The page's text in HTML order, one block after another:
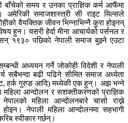
बाँचेको समय र उनका प्राज्ञिक कर्म आफैंमा
समाजशास्त्री सी राइट मिल्सले
वैयक्तिक जीवन भिन्नाभिन्नै कुरा होइनन्
हुन। यसरी हेर्दा मीना आचार्यको पर्सनल र
१९३० पछिको नेपाली समाज बुझ्ने एउटा
अध्ययन गर्ने जोकोही विदेशी र नेपाली
सबैभन्दा बढी पढिने सीमित समाज अध्येता
हर्क गुरुङ आदि) मध्येकी एक हुन्। अझ भन्ने
आन्दोलन र सशक्तीकरणको प्राज्ञिक
महिला आन्दोलनबारे चासो राख्ने
नेपाली महिला आन्दोलनमा सहभागी
स्वीकार गर्छन्।